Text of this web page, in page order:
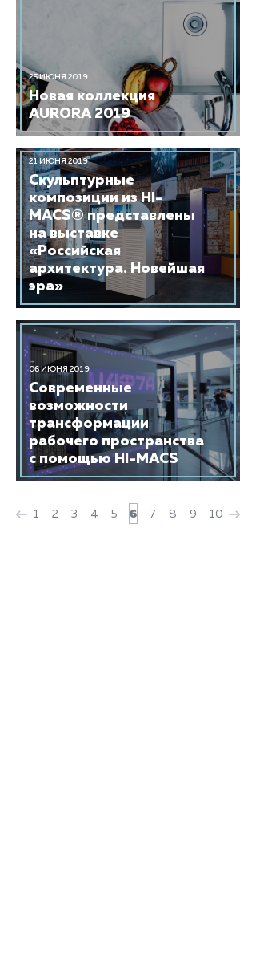
25 ИЮНЯ 2019
Новая коллекция
AURORA 2019
21 ИЮНЯ 2019
Скульптурные
композиции из HI-
MACS® представлены
на выставке
«Российская
архитектура. Новейшая
эра»
06 ИЮНЯ 2019
Современные
возможности
трансформации
рабочего пространства
с помощью HI-MACS
1 2 3 4 5 6 7 8 9 10